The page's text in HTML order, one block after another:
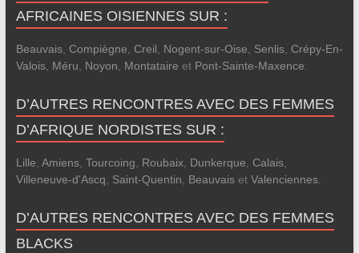
AFRICAINES OISIENNES SUR :
Beauvais, Compiègne, Creil, Nogent-sur-Oise, Senlis, Crépy-En-
Valois, Méru, Noyon, Montataire et Pont-Sainte-Maxence.
D’AUTRES RENCONTRES AVEC DES FEMMES
D’AFRIQUE NORDISTES SUR :
Lille, Amiens, Tourcoing, Roubaix, Dunkerque, Calais,
Villeneuve-d'Ascq, Saint-Quentin, Beauvaiset Valenciennes.
D’AUTRES RENCONTRES AVEC DES FEMMES
BLACKS